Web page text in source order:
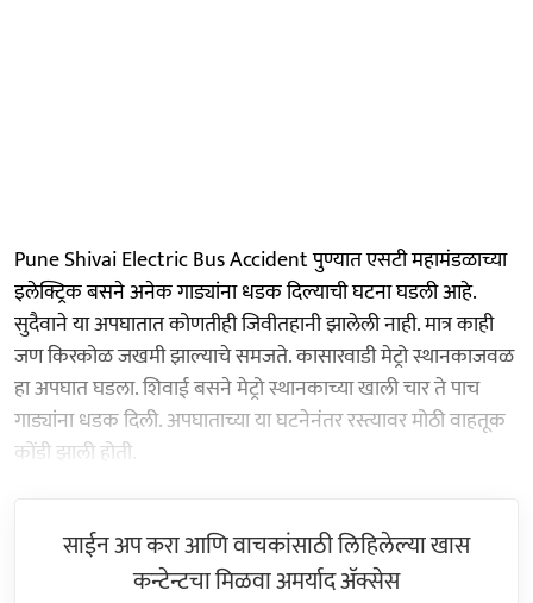
Pune Shivai Electric Bus Accident पुण्यात एसटी महामंडळाच्या
इलेक्ट्रिक बसने अनेक गाड्यांना धडक दिल्याची घटना घडली आहे.
सुदैवाने या अपघातात कोणतीही जिवीतहानी झालेली नाही. मात्र काही
जण किरकोळ जखमी झाल्याचे समजते. कासारवाडी मेट्रो स्थानकाजवळ
हा अपघात घडला. शिवाई बसने मेट्रो स्थानकाच्या खाली चार ते पाच
गाड्यांना धडक दिली. अपघाताच्या या घटनेनंतर रस्त्यावर मोठी वाहतूक
कोंडी झाली होती.
साईन अप करा आणि वाचकांसाठी लिहिलेल्या खास
कन्टेन्टचा मिळवा अमर्याद ॲक्सेस